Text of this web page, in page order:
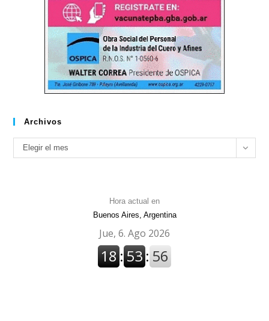
Archivos
Archivos
Elegir el mes
Hora actual en
Buenos Aires, Argentina